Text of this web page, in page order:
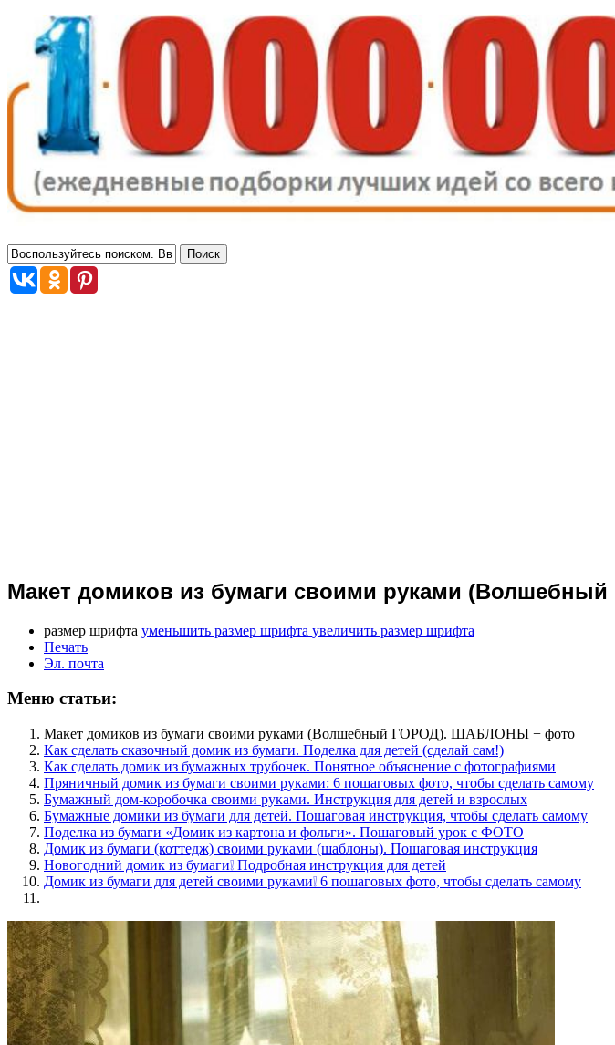
Макет домиков из бумаги своими руками
размер шрифта уменьшить размер шрифта увеличить размер шрифта
Печать
Эл. почта
Меню статьи:
Макет домиков из бумаги своими руками (Волшебный ГОРОД). ШАБЛОНЫ + фото
Как сделать сказочный домик из бумаги. Поделка для детей (сделай сам!)
Как сделать домик из бумажных трубочек. Понятное объяснение с фотографиями
Пряничный домик из бумаги своими руками: 6 пошаговых фото, чтобы сделать самому
Бумажный дом-коробочка своими руками. Инструкция для детей и взрослых
Бумажные домики из бумаги для детей. Пошаговая инструкция, чтобы сделать самому
Поделка из бумаги «Домик из картона и фольги». Пошаговый урок с ФОТО
Домик из бумаги (коттедж) своими руками (шаблоны). Пошаговая инструкция
Новогодний домик из бумаги❕ Подробная инструкция для детей
Домик из бумаги для детей своими руками❕ 6 пошаговых фото, чтобы сделать самому